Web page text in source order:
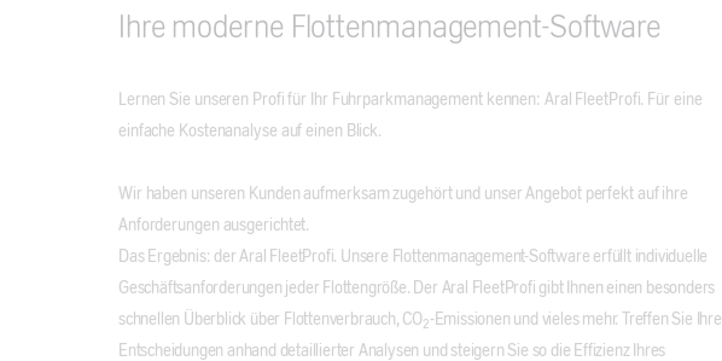
Ihre moderne Flottenmanagement-Software
Lernen Sie unseren Profi für Ihr Fuhrparkmanagement kennen: Aral FleetProfi. Für eine
einfache Kostenanalyse auf einen Blick.
Wir haben unseren Kunden aufmerksam zugehört und unser Angebot perfekt auf ihre
Anforderungen ausgerichtet.
Das Ergebnis: der Aral FleetProfi. Unsere Flottenmanagement-Software erfüllt individuelle
Geschäftsanforderungen jeder Flottengröße. Der Aral FleetProfi gibt Ihnen einen besonders
schnellen Überblick über Flottenverbrauch, CO2-Emissionen und vieles mehr. Treffen Sie Ihre
Entscheidungen anhand detaillierter Analysen und steigern Sie so die Effizienz Ihres